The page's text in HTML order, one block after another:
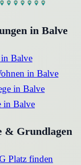
in Balve
in Balve
in Balve
in Balve
in Balve
& Grundlagen
Platz finden